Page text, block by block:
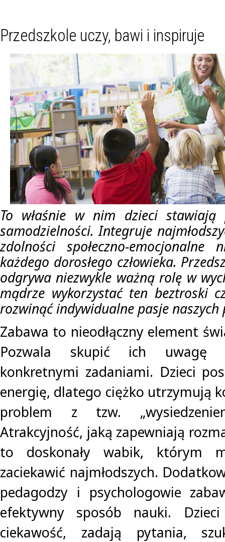
Przedszkole uczy, bawi i inspiruje
To właśnie w nim dzieci
samodzielności. Integruje
zdolności społeczno-emocjonalne
każdego dorosłego człowieka.
odgrywa niezwykle ważną rolę w
mądrze wykorzystać ten beztroski
rozwinąć indywidualne pasje naszych
Zabawa to nieodłączny element
Pozwala skupić ich uwagę i
konkretnymi zadaniami. Dzieci
energię, dlatego ciężko utrzymują
problem z tzw.
Atrakcyjność, jaką zapewniają
to doskonały wabik, którym
zaciekawić najmłodszych.
pedagodzy i psychologowie
efektywny sposób nauki.
ciekawość, zadają pytania,